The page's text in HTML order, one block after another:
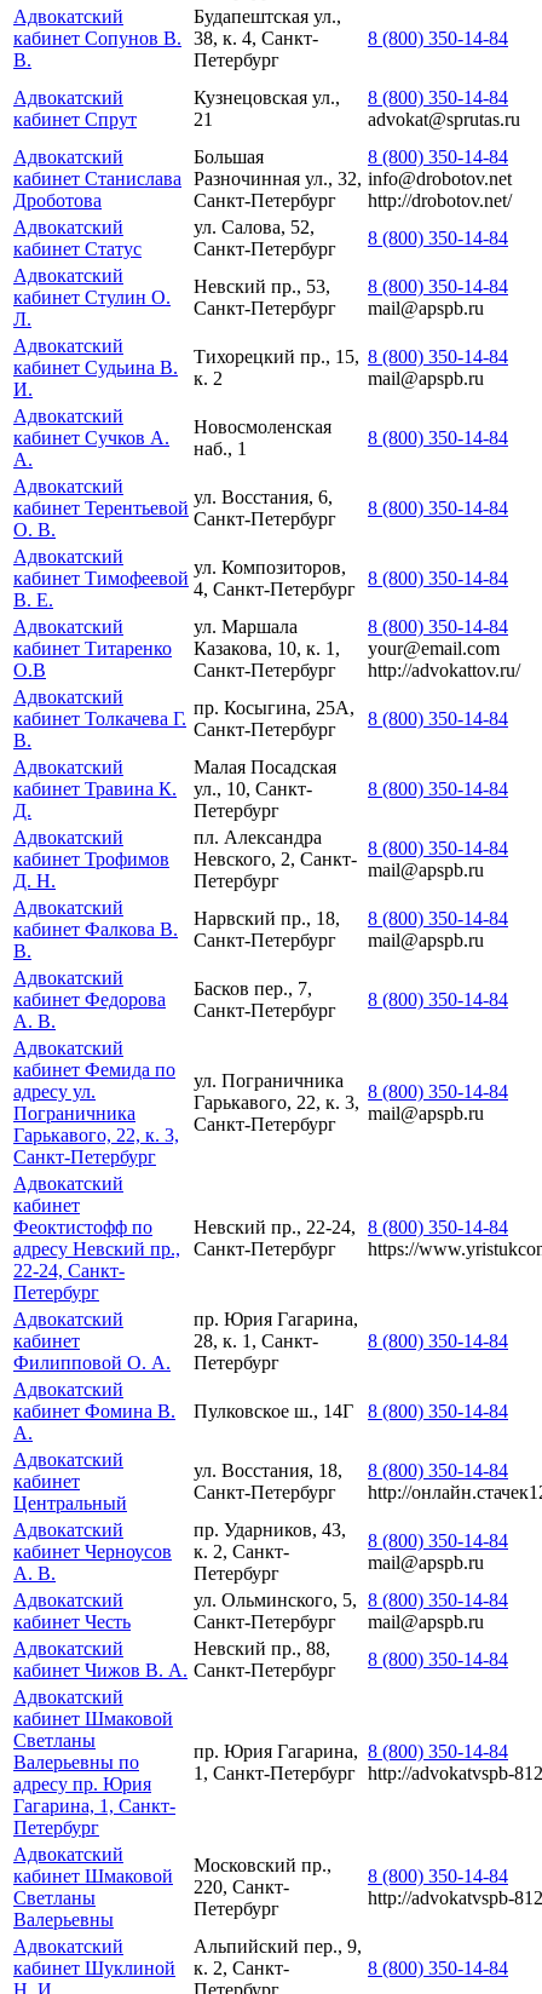
Адвокатский
кабинет Сопунов В.
В.
Будапештская ул.,
38, к. 4, Санкт-
Петербург
8 (800) 350-14-84
Адвокатский
кабинет Спрут
Кузнецовская ул.,
21
8 (800) 350-14-84
advokat@sprutas.ru
Адвокатский
кабинет Станислава
Дроботова
Большая
Разночинная ул., 32,
Санкт-Петербург
8 (800) 350-14-84
info@drobotov.net
http://drobotov.net/
Адвокатский
кабинет Статус
ул. Салова, 52,
Санкт-Петербург
8 (800) 350-14-84
Адвокатский
кабинет Стулин О.
Л.
Невский пр., 53,
Санкт-Петербург
8 (800) 350-14-84
mail@apspb.ru
Адвокатский
кабинет Судьина В.
И.
Тихорецкий пр., 15,
к. 2
8 (800) 350-14-84
mail@apspb.ru
Адвокатский
кабинет Сучков А.
А.
Новосмоленская
наб., 1
8 (800) 350-14-84
Адвокатский
кабинет Терентьевой
О. В.
ул. Восстания, 6,
Санкт-Петербург
8 (800) 350-14-84
Адвокатский
кабинет Тимофеевой
В. Е.
ул. Композиторов,
4, Санкт-Петербург
8 (800) 350-14-84
Адвокатский
кабинет Титаренко
О.В
ул. Маршала
Казакова, 10, к. 1,
Санкт-Петербург
8 (800) 350-14-84
your@email.com
http://advokattov.ru/
Адвокатский
кабинет Толкачева Г.
В.
пр. Косыгина, 25А,
Санкт-Петербург
8 (800) 350-14-84
Адвокатский
кабинет Травина К.
Д.
Малая Посадская
ул., 10, Санкт-
Петербург
8 (800) 350-14-84
Адвокатский
кабинет Трофимов
Д. Н.
пл. Александра
Невского, 2, Санкт-
Петербург
8 (800) 350-14-84
mail@apspb.ru
Адвокатский
кабинет Фалкова В.
В.
Нарвский пр., 18,
Санкт-Петербург
8 (800) 350-14-84
mail@apspb.ru
Адвокатский
кабинет Федорова
А. В.
Басков пер., 7,
Санкт-Петербург
8 (800) 350-14-84
Адвокатский
кабинет Фемида по
адресу ул.
Пограничника
Гарькавого, 22, к. 3,
Санкт-Петербург
ул. Пограничника
Гарькавого, 22, к. 3,
Санкт-Петербург
8 (800) 350-14-84
mail@apspb.ru
Адвокатский
кабинет
Феоктистофф по
адресу Невский пр.,
22-24, Санкт-
Петербург
Невский пр., 22-24,
Санкт-Петербург
8 (800) 350-14-84
https://
Адвокатский
кабинет
Филипповой О. А.
пр. Юрия Гагарина,
28, к. 1, Санкт-
Петербург
8 (800) 350-14-84
Адвокатский
кабинет Фомина В.
А.
Пулковское ш., 14Г 8 (800) 350-14-84
Адвокатский
кабинет
Центральный
ул. Восстания, 18,
Санкт-Петербург
8 (800) 350-14-84
http://
Адвокатский
кабинет Черноусов
А. В.
пр. Ударников, 43,
к. 2, Санкт-
Петербург
8 (800) 350-14-84
mail@apspb.ru
Адвокатский
кабинет Честь
ул. Ольминского, 5,
Санкт-Петербург
8 (800) 350-14-84
mail@apspb.ru
Адвокатский
кабинет Чижов В. А.
Невский пр., 88,
Санкт-Петербург
8 (800) 350-14-84
Адвокатский
кабинет Шмаковой
Светланы
Валерьевны по
адресу пр. Юрия
Гагарина, 1, Санкт-
Петербург
пр. Юрия Гагарина,
1, Санкт-Петербург
8 (800) 350-14-84
http://advokatvspb-
Адвокатский
кабинет Шмаковой
Светланы
Валерьевны
Московский пр.,
220, Санкт-
Петербург
8 (800) 350-14-84
http://advokatvspb-
Адвокатский
кабинет Шуклиной
Н. И.
Альпийский пер., 9,
к. 2, Санкт-
Петербург
8 (800) 350-14-84